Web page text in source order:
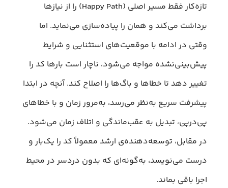
تازه‌کار فقط مسیر اصلی (Happy Path) را از نیازها
برداشت می‌کند و همان را پیاده‌سازی می‌نماید. اما
وقتی در ادامه با موقعیت‌های استثنایی و شرایط
پیش‌بینی‌نشده مواجه می‌شود، ناچار است بارها کد را
تغییر دهد تا خطاها و باگ‌ها را اصلاح کند. آنچه در ابتدا
پیشرفت سریع به‌نظر می‌رسد، به‌مرور زمان و با خطاهای
پی‌درپی، تبدیل به عقب‌ماندگی و اتلاف زمان می‌شود.
در مقابل، توسعه‌دهنده‌ی ارشد معمولاً کد را یک‌بار و
درست می‌نویسد، به‌گونه‌ای که بدون دردسر در محیط
اجرا باقی بماند.